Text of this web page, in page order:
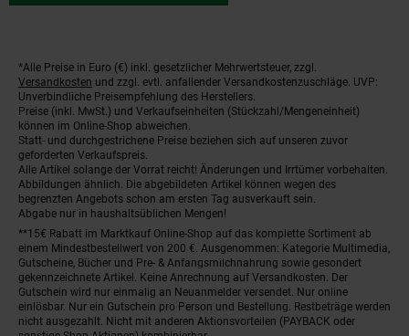
Fußnoten
*Alle Preise in Euro (€) inkl. gesetzlicher Mehrwertsteuer, zzgl.
Versandkosten und zzgl. evtl. anfallender Versandkostenzuschläge. UVP:
Unverbindliche Preisempfehlung des Herstellers.
Preise (inkl. MwSt.) und Verkaufseinheiten (Stückzahl/Mengeneinheit)
können im Online-Shop abweichen.
Statt- und durchgestrichene Preise beziehen sich auf unseren zuvor
geforderten Verkaufspreis.
Alle Artikel solange der Vorrat reicht! Änderungen und Irrtümer vorbehalten.
Abbildungen ähnlich. Die abgebildeten Artikel können wegen des
begrenzten Angebots schon am ersten Tag ausverkauft sein.
Abgabe nur in haushaltsüblichen Mengen!
**15€ Rabatt im Marktkauf Online-Shop auf das komplette Sortiment ab
einem Mindestbestellwert von 200 €. Ausgenommen: Kategorie Multimedia,
Gutscheine, Bücher und Pre- & Anfangsmilchnahrung sowie gesondert
gekennzeichnete Artikel. Keine Anrechnung auf Versandkosten. Der
Gutschein wird nur einmalig an Neuanmelder versendet. Nur online
einlösbar. Nur ein Gutschein pro Person und Bestellung. Restbeträge werden
nicht ausgezahlt. Nicht mit anderen Aktionsvorteilen (PAYBACK oder